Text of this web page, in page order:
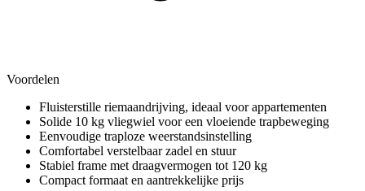
Voordelen
Fluisterstille riemaandrijving, ideaal voor appartementen
Solide 10 kg vliegwiel voor een vloeiende trapbeweging
Eenvoudige traploze weerstandsinstelling
Comfortabel verstelbaar zadel en stuur
Stabiel frame met draagvermogen tot 120 kg
Compact formaat en aantrekkelijke prijs